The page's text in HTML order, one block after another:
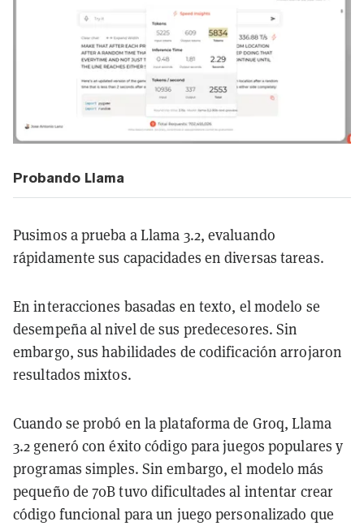
Probando Llama
Pusimos a prueba a Llama 3.2, evaluando
rápidamente sus capacidades en diversas tareas.
En interacciones basadas en texto, el modelo se
desempeña al nivel de sus predecesores. Sin
embargo, sus habilidades de codificación arrojaron
resultados mixtos.
Cuando se probó en la plataforma de Groq, Llama
3.2 generó con éxito código para juegos populares y
programas simples. Sin embargo, el modelo más
pequeño de 70B tuvo dificultades al intentar crear
código funcional para un juego personalizado que